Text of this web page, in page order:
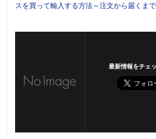
スを買って輸入する方法～注文から届くまで
最新情報をチェ